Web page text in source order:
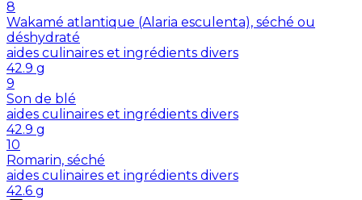
8
Wakamé atlantique (Alaria esculenta), séché ou
déshydraté
aides culinaires et ingrédients divers
42.9 g
9
Son de blé
aides culinaires et ingrédients divers
42.9 g
10
Romarin, séché
aides culinaires et ingrédients divers
42.6 g